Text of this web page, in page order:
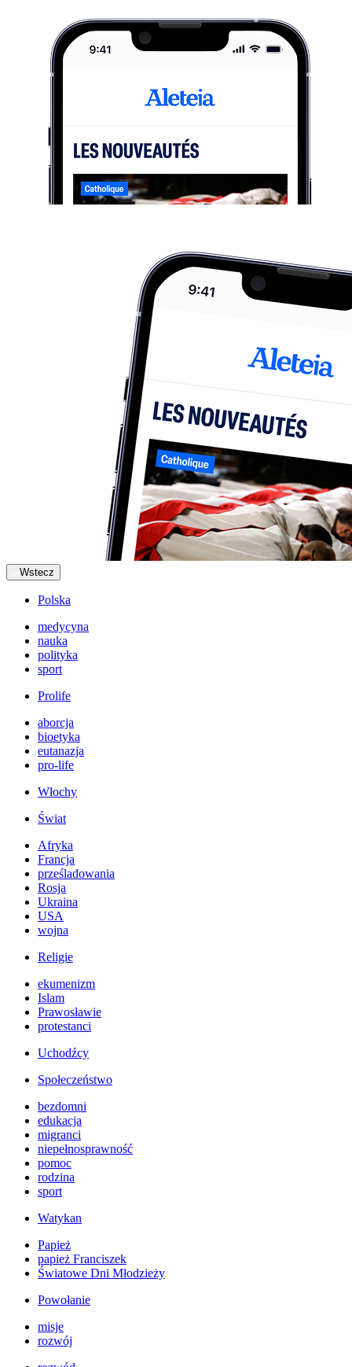
Wstecz
Polska
medycyna
nauka
polityka
sport
Prolife
aborcja
bioetyka
eutanazja
pro-life
Włochy
Świat
Afryka
Francja
prześladowania
Rosja
Ukraina
USA
wojna
Religie
ekumenizm
Islam
Prawosławie
protestanci
Uchodźcy
Społeczeństwo
bezdomni
edukacja
migranci
niepełnosprawność
pomoc
rodzina
sport
Watykan
Papież
papież Franciszek
Światowe Dni Młodzieży
Powołanie
misje
rozwój